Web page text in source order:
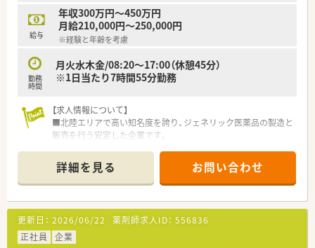
給与
年収300万円～450万円
月給210,000円～250,000円
※経験と年齢を考慮
勤務
時間
月火水木金/08:20～17:00（休憩45分）
※1日当たり7時間55分勤務
【求人情報について】
■北陸エリアで高い知名度を誇り、ジェネリック医薬品の製造と
販売を行う安定した企業です。
員が在籍する規模の大きさです。
■年間休日は124日あり、残業もほとんど発生しないためプライ
ベートを大切にできます。
【募集背景と求める人物像について】
■組織の体制強化と事業拡大に伴う増員募集を行っており、意欲
的な方を歓迎しています。
詳細を見る お問い合わせ
更新日： 2026/06/22 薬剤師求人ID： 556836
正社員
企業